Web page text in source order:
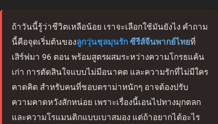
ถ้าวันนี้รู้ว่าชีวิตเหลือน้อย เราจะเลือกใช้มันยังไง คำถาม
นี้คือจุดเริ่มต้นของลูกวุ่นชุลมุนรัก ซีรีส์จีนพากย์ไทยที่
เสิร์ฟมา 96 ตอน พร้อมสูตรผสมระหว่างความโกรธแค้น
เก่า การตัดสินใจแบบไม่มีอนาคต และความรักที่ไม่มีใคร
คาดคิด สำหรับคนที่ชอบดราม่าหนักๆ อาจต้องปรับ
ความคาดหวังสักหน่อย เพราะเรื่องนี้เอนไปทางมุกตลก
และความโรแมนติกแบบเบาสมอง แต่ถ้าอยากได้อะไร